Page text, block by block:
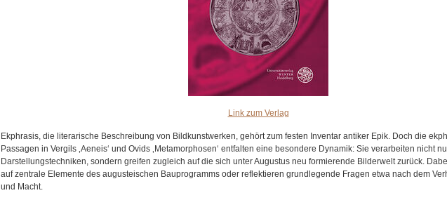
Link zum Verlag
Ekphrasis, die literarische Beschreibung von Bildkunstwerken, gehört zum festen Inventar antiker Epik. Doch die
Passagen in Vergils ‚Aeneis‘ und Ovids ‚Metamorphosen‘ entfalten eine besondere Dynamik: Sie verarbeiten nicht
Darstellungstechniken, sondern greifen zugleich auf die sich unter Augustus neu formierende Bilderwelt zurück.
auf zentrale Elemente des augusteischen Bauprogramms oder reflektieren grundlegende Fragen etwa nach dem
und Macht.